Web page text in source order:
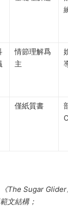
情節理解爲
主
僅紙質書
The Sugar
文結構；